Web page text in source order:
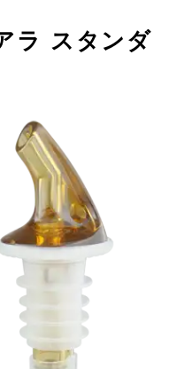
ラ スタンダ